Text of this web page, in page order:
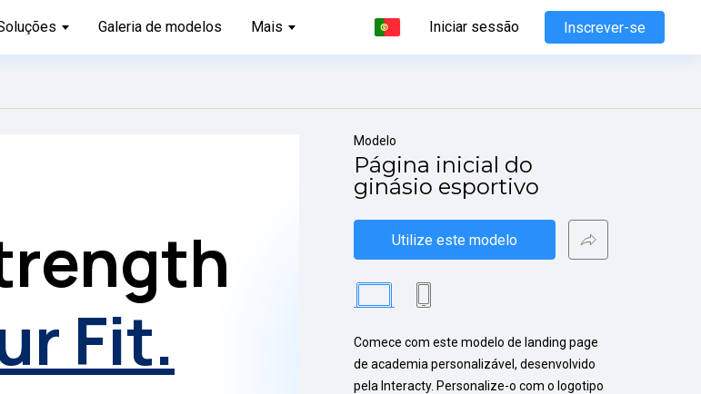
Galeria de modelos Mais Iniciar sessão Inscrever-se
Modelo
Página inicial do
ginásio esportivo
Utilize este modelo
Comece com este modelo de landing page
de academia personalizável, desenvolvido
pela Interacty. Personalize-o com o logotipo